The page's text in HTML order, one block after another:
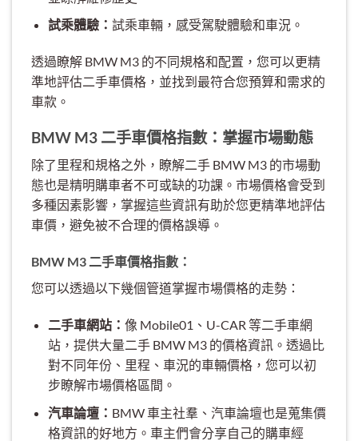
試乘體驗： 試乘車輛，感受駕駛體驗和車況。
透過瞭解 BMW M3 的不同規格和配置，您可以更精
準地評估二手車價格，並找到最符合您預算和需求的
車款。
BMW M3 二手車價格指數：掌握市場動態
除了里程和規格之外，瞭解二手 BMW M3 的市場動
態也是精明購車者不可或缺的功課。市場價格會受到
多種因素影響，掌握這些資訊有助於您更精準地評估
車價，避免被不合理的價格誤導。
BMW M3 二手車價格指數：
您可以透過以下幾個管道掌握市場價格的走勢：
二手車網站： 像 Mobile01、U-CAR 等二手車網
站，提供大量二手 BMW M3 的價格資訊。透過比
對不同年份、里程、車況的車輛價格，您可以初
步瞭解市場價格區間。
汽車論壇： BMW 車主社羣、汽車論壇也是蒐集價
格資訊的好地方。車主們會分享自己的購車經